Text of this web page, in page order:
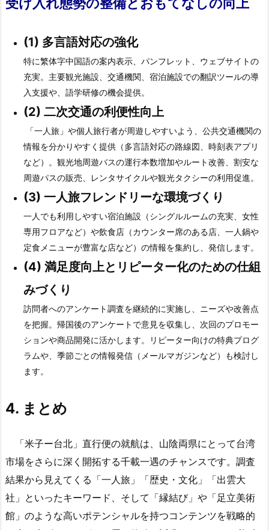
(1) 多言語対応の強化
特に繁体字中国語の案内表示、パンフレット、ウェブサイトの
充実。主要観光施設、交通機関、宿泊施設での翻訳ツールの導
入支援や、語学研修の機会提供。
(2) 二次交通の利便性向上
「一人旅」や個人旅行者が周遊しやすいよう、公共交通機関の
情報を分かりやすく提供（多言語対応の路線図、時刻表アプリ
など）。観光地周遊バスの運行本数増加やルート改善、割安な
周遊パスの販売、レンタサイクルや観光タクシーの利用促進。
(3) 一人旅フレンドリーな環境づくり
一人でも利用しやすい宿泊施設（シングルルームの充実、女性
専用フロアなど）や飲食店（カウンター席のある店、一人鍋や
定食メニューが豊富な店など）の情報を集約し、発信します。
(4) 満足度向上とリピーター化のための仕組
みづくり
訪問者へのアンケート調査を継続的に実施し、ニーズや改善点
を把握。帰国後のアンケートで意見を収集し、次回のプロモー
ションや商品開発に活かします。リピーター向けの特典プログ
ラムや、季節ごとの情報発信（メールマガジンなど）も検討し
ます。
4. まとめ
「米子ー台北」直行便の就航は、山陰両県にとって台湾
市場をさらに深く開拓する千載一遇のチャンスです。調査
結果から見えてくる「一人旅」「歴史・文化」「出雲大
社」といったキーワード、そして「縁結び」や「足立美術
館」のような高いポテンシャルを持つコンテンツを戦略的